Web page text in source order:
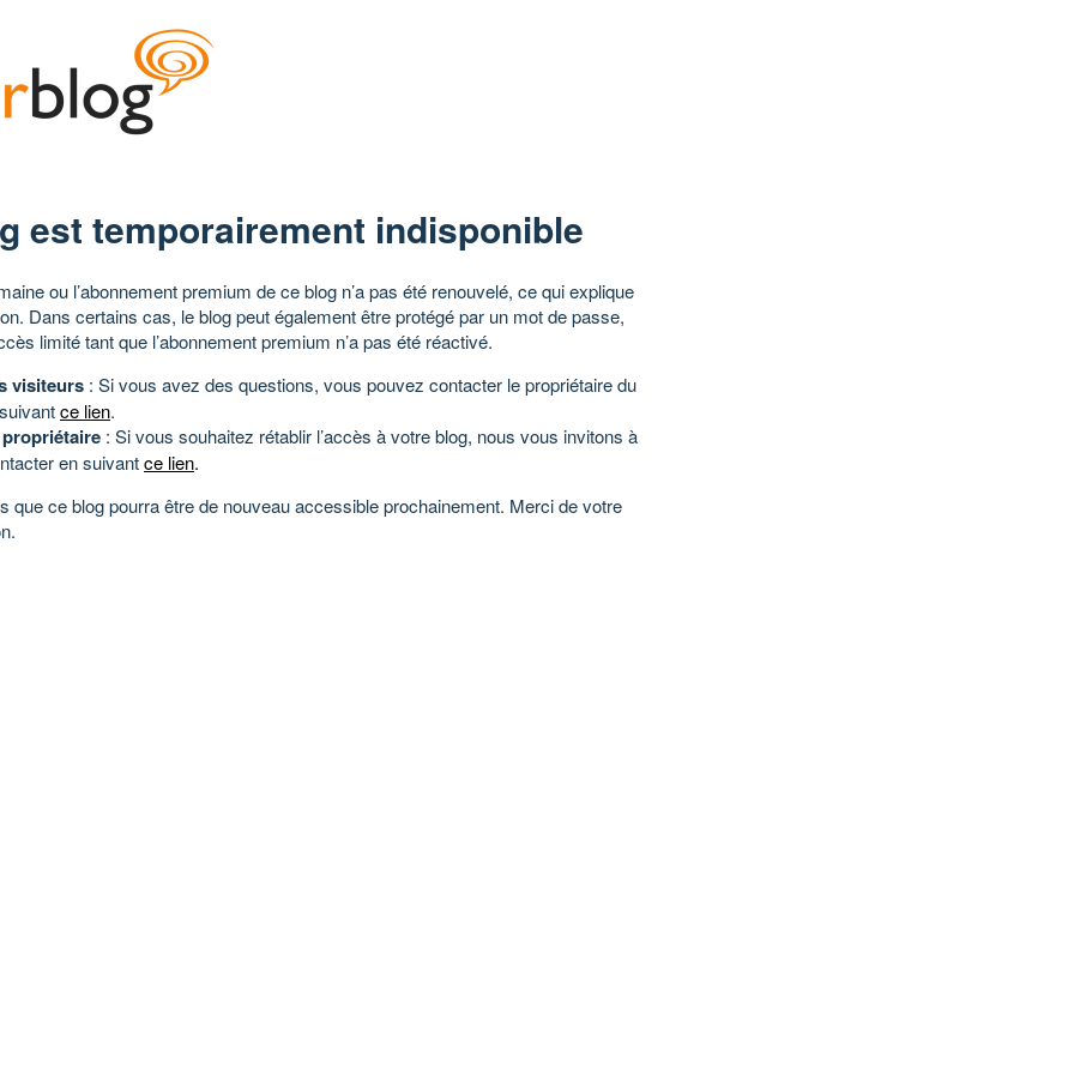
est temporairement indisponible
ou l’abonnement premium de ce blog n’a pas été renouvelé, ce qui explique
Dans certains cas, le blog peut également être protégé par un mot de passe,
limité tant que l’abonnement premium n’a pas été réactivé.
visiteurs : Si vous avez des questions, vous pouvez contacter le propriétaire du
ce lien.
: Si vous souhaitez rétablir l’accès à votre blog, nous vous invitons à
en suivantce lien.
que ce blog pourra être de nouveau accessible prochainement. Merci de votre